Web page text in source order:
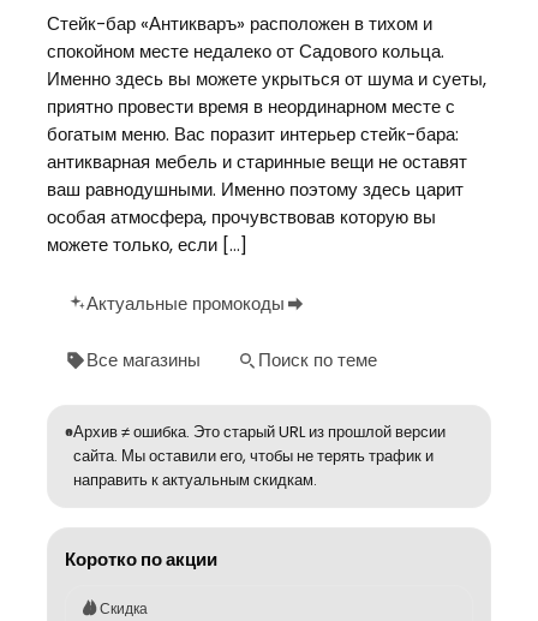
Стейк-бар «Антикваръ» расположен в тихом и
спокойном месте недалеко от Садового кольца.
Именно здесь вы можете укрыться от шума и суеты,
приятно провести время в неординарном месте с
богатым меню. Вас поразит интерьер стейк-бара:
антикварная мебель и старинные вещи не оставят
ваш равнодушными. Именно поэтому здесь царит
особая атмосфера, прочувствовав которую вы
можете только, если […]
Актуальные промокоды
Все магазины Поиск по теме
Архив ≠ ошибка. Это старый URL из прошлой версии
сайта. Мы оставили его, чтобы не терять трафик и
направить к актуальным скидкам.
Коротко по акции
Скидка